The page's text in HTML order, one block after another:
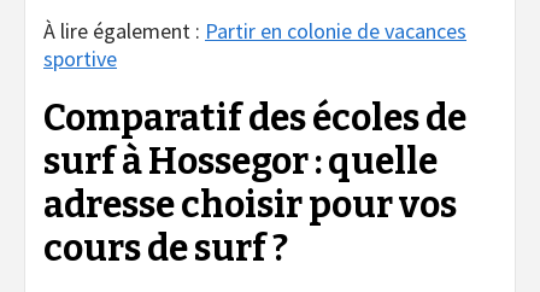
À lire également : Partir en colonie de vacances
sportive
Comparatif des écoles de
surf à Hossegor : quelle
adresse choisir pour vos
cours de surf ?